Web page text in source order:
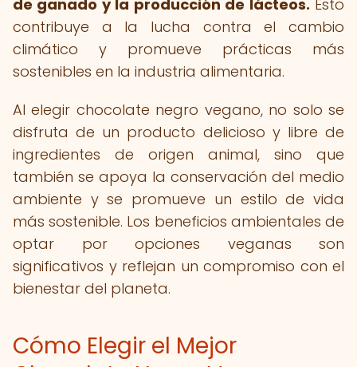
de ganado y la producción de lácteos. Esto
contribuye a la lucha contra el cambio
climático y promueve prácticas más
sostenibles en la industria alimentaria.
Al elegir chocolate negro vegano, no solo se
disfruta de un producto delicioso y libre de
ingredientes de origen animal, sino que
también se apoya la conservación del medio
ambiente y se promueve un estilo de vida
más sostenible. Los beneficios ambientales de
optar por opciones veganas son
significativos y reflejan un compromiso con el
bienestar del planeta.
Cómo Elegir el Mejor